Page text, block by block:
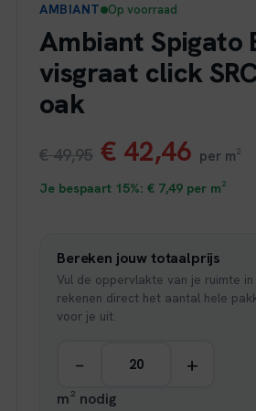
AMBIANT Op voorraad
Ambiant Spigato
visgraat click
oak
€49,95
prijs
€ 49,95.
€ 42,46
prijs
€
per m²
Je bespaart 15%: € 7,49 per m²
Bereken jouw totaalprijs
Vul de oppervlakte van je ruimte in
rekenen direct het aantal hele
voor je uit.
− +
m² nodig